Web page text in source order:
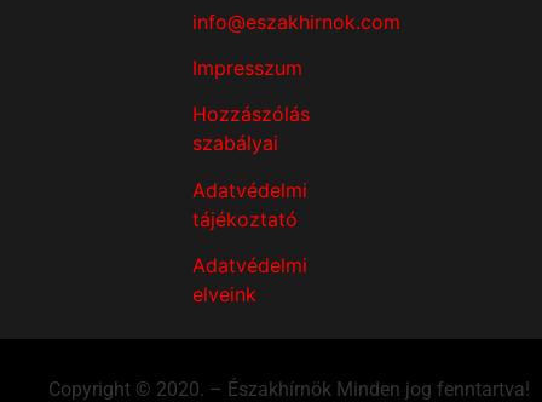
info@eszakhirnok.com
Impresszum
Hozzászólás
szabályai
Adatvédelmi
tájékoztató
Adatvédelmi
elveink
Copyright © 2020. – Északhírnök Minden jog fenntartva!